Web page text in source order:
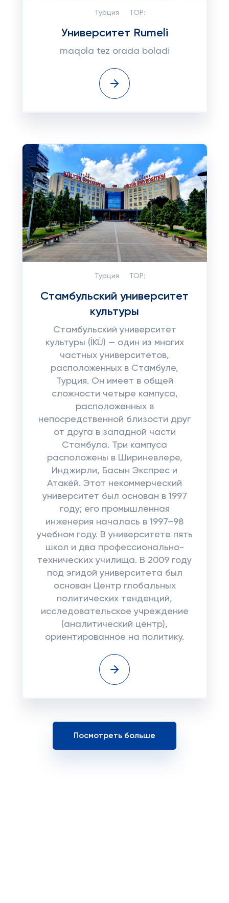
Турция TOP:
Университет Rumeli
maqola tez orada boladi
Турция TOP:
Стамбульский университет
культуры
Стамбульский университет
культуры (İKÜ) — один из многих
частных университетов,
расположенных в Стамбуле,
Турция. Он имеет в общей
сложности четыре кампуса,
расположенных в
непосредственной близости друг
от друга в западной части
Стамбула. Три кампуса
расположены в Шириневлере,
Инджирли, Басын Экспрес и
Атакёй. Этот некоммерческий
университет был основан в 1997
году; его промышленная
инженерия началась в 1997–98
учебном году. В университете пять
школ и два профессионально-
технических училища. В 2009 году
под эгидой университета был
основан Центр глобальных
политических тенденций,
исследовательское учреждение
(аналитический центр),
ориентированное на политику.
Посмотреть больше